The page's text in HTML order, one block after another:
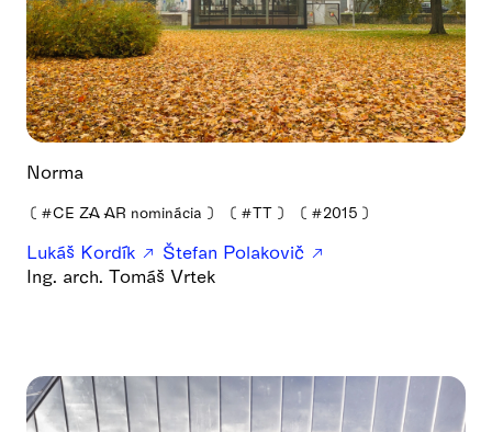
Norma
❪ #CE ZA AR nominácia ❫ ❪ #TT ❫ ❪ #2015 ❫
Lukáš Kordík
Štefan Polakovič
Ing. arch. Tomáš Vrtek